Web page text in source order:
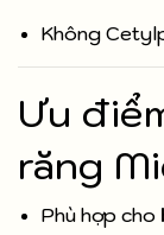
Không
Ưu
răng
Phù hợp cho